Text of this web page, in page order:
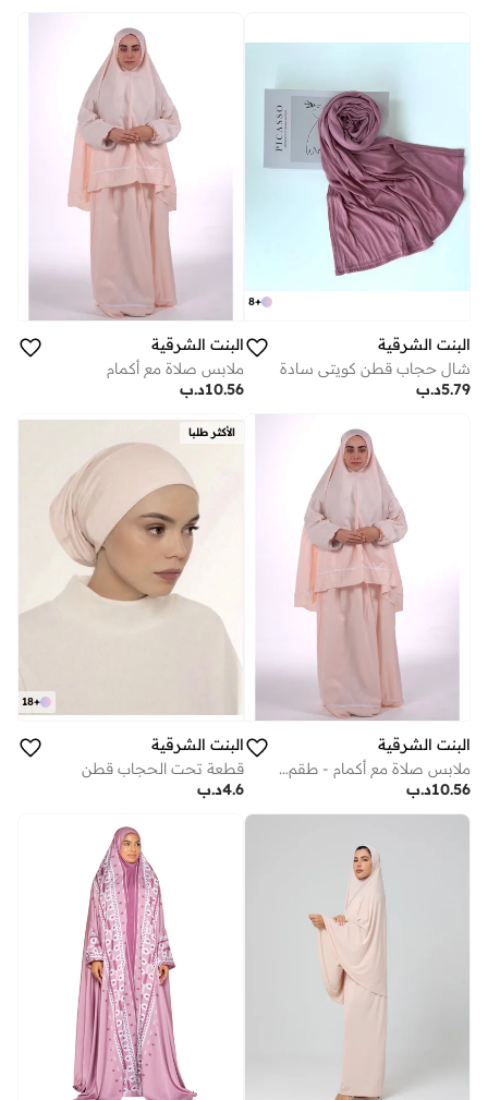
+
8
البنت الشرقية
شال حجاب قطن كويتي سادة
د.ب5.79
البنت الشرقية
ملابس صلاة مع أكمام
د.ب10.56
البنت الشرقية
ملابس صلاة مع أكمام - طقم صلاة
د.ب10.56
الأكثر طلبا
+
18
البنت الشرقية
قطعة تحت الحجاب قطن
د.ب4.6